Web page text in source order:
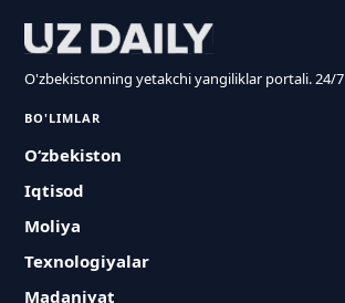
O'zbekistonning yetakchi yangiliklar portali. 24/
BO'LIMLAR
O‘zbekiston
Iqtisod
Moliya
Texnologiyalar
Madaniyat